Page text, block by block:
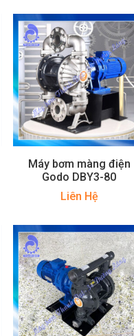
Máy bơm màng điện
Godo DBY3-80
Liên Hệ